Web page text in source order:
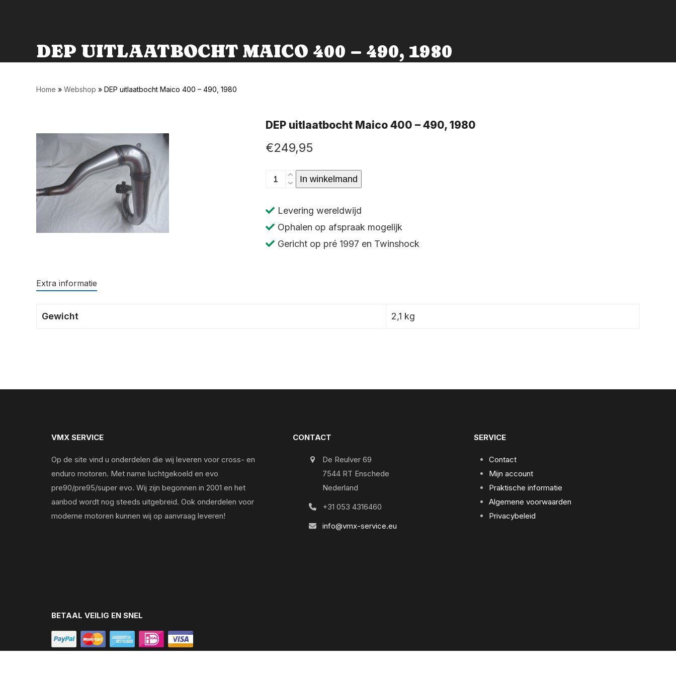
DEP UITLAATBOCHT MAICO 400 – 490, 1980
Home » Webshop » DEP uitlaatbocht Maico 400 – 490, 1980
DEP uitlaatbocht Maico 400 – 490, 1980
€249,95
DEP
uitlaatbocht
Maico
-
490,
In winkelmand
Levering wereldwijd
Ophalen op afspraak mogelijk
Gericht op pré 1997 en Twinshock
Extra informatie
Gewicht 2,1 kg
VMX SERVICE
Op de site vind u onderdelen die wij leveren voor cross- en
enduro motoren. Met name luchtgekoeld en evo
pre90/pre95/super evo. Wij zijn begonnen in 2001 en het
aanbod wordt nog steeds uitgebreid. Ook onderdelen voor
moderne motoren kunnen wij op aanvraag leveren!
CONTACT
De Reulver 69
7544 RT Enschede
Nederland
+31 053 4316460
info@vmx-service.eu
SERVICE
Contact
Mijn account
Praktische informatie
Algemene voorwaarden
Privacybeleid
BETAAL VEILIG EN SNEL